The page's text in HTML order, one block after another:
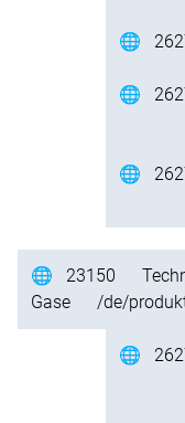
🌐
🌐
🌐
🌐 23150
Gase
/de/
🌐